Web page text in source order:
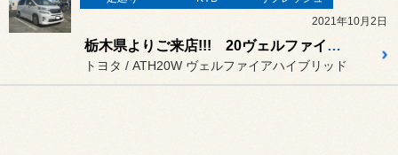
2021年10月2日
栃木県よりご来店!!! 20ヴェルファイアの足回りリフレッシュ☆
トヨタ / ATH20W ヴェルファイアハイブリッド